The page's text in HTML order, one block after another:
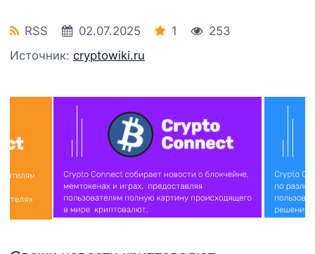
RSS 02.07.2025 1
253
Источник: cryptowiki.ru